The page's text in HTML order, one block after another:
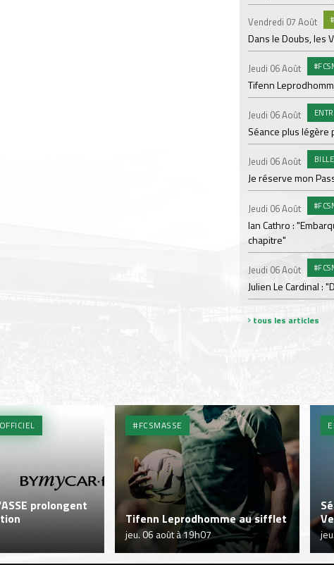
Vendredi 07 Août
Dans le Doubs, les
Jeudi 06 Août
Tifenn
Jeudi 06 Août
Séance plus légère
Jeudi 06 Août
Je réserve mon
Jeudi 06 Août
Ian Cathro :
chapitre"
Jeudi 06 Août
Julien Le Cardinal :
tous les articles
prolongent
#FCSMASSE
Tifenn Leprodhomme au sifflet
jeu. 06 août à 19h07